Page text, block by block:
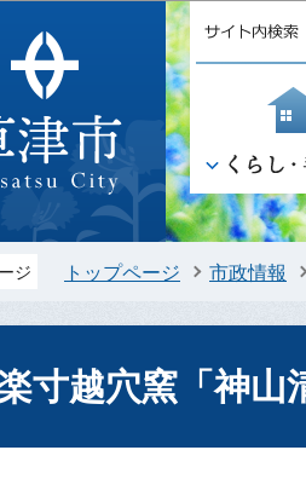
ジ トップページ 市政情報
寸越穴窯「神山